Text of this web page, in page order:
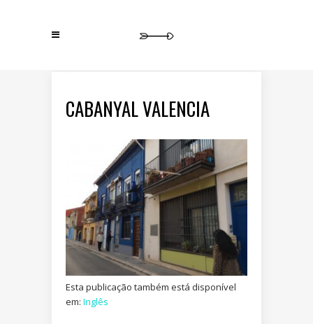
CABANYAL VALENCIA
Esta publicação também está disponível
em: Inglês